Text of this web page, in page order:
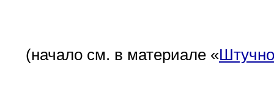
(начало см. в материале «